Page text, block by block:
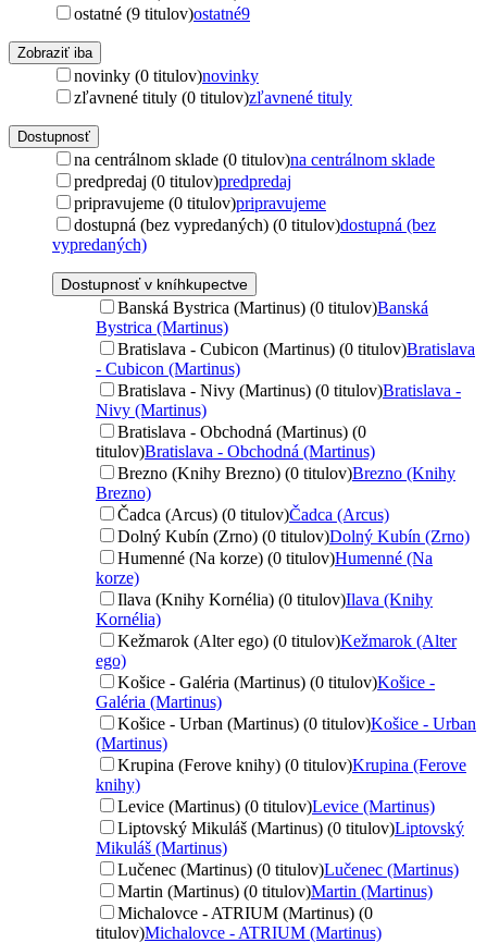
ostatné (9 titulov)ostatné9
Zobraziť iba
novinky (0 titulov)novinky
zľavnené tituly (0 titulov)zľavnené tituly
Dostupnosť
na centrálnom sklade (0 titulov)na centrálnom sklade
predpredaj (0 titulov)predpredaj
pripravujeme (0 titulov)pripravujeme
dostupná (bez vypredaných) (0 titulov)dostupná (bez
vypredaných)
Dostupnosť v kníhkupectve
Banská Bystrica (Martinus) (0 titulov)Banská
Bystrica (Martinus)
Bratislava - Cubicon (Martinus) (0 titulov)Bratislava
- Cubicon (Martinus)
Bratislava - Nivy (Martinus) (0 titulov)Bratislava -
Nivy (Martinus)
Bratislava - Obchodná (Martinus) (0
titulov)Bratislava - Obchodná (Martinus)
Brezno (Knihy Brezno) (0 titulov)Brezno (Knihy
Brezno)
Čadca (Arcus) (0 titulov)Čadca (Arcus)
Dolný Kubín (Zrno) (0 titulov)Dolný Kubín (Zrno)
Humenné (Na korze) (0 titulov)Humenné (Na
korze)
Ilava (Knihy Kornélia) (0 titulov)Ilava (Knihy
Kornélia)
Kežmarok (Alter ego) (0 titulov)Kežmarok (Alter
ego)
Košice - Galéria (Martinus) (0 titulov)Košice -
Galéria (Martinus)
Košice - Urban (Martinus) (0 titulov)Košice - Urban
(Martinus)
Krupina (Ferove knihy) (0 titulov)Krupina (Ferove
knihy)
Levice (Martinus) (0 titulov)Levice (Martinus)
Liptovský Mikuláš (Martinus) (0 titulov)Liptovský
Mikuláš (Martinus)
Lučenec (Martinus) (0 titulov)Lučenec (Martinus)
Martin (Martinus) (0 titulov)Martin (Martinus)
Michalovce - ATRIUM (Martinus) (0
titulov)Michalovce - ATRIUM (Martinus)